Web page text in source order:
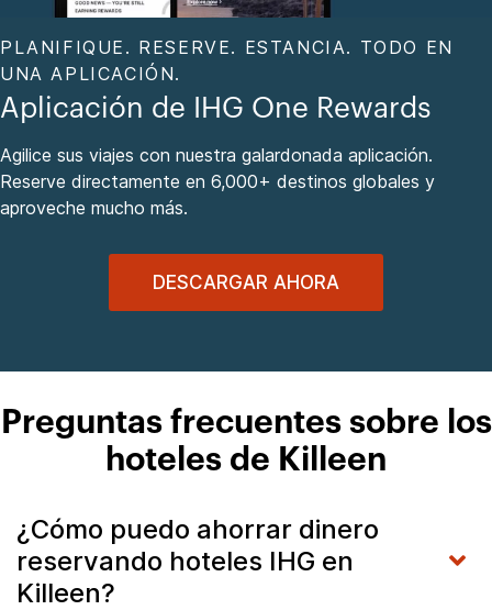
PLANIFIQUE. RESERVE. ESTANCIA. TODO EN
UNA APLICACIÓN.
Aplicación de IHG One Rewards
Agilice sus viajes con nuestra galardonada aplicación.
Reserve directamente en 6,000+ destinos globales y
aproveche mucho más.
DESCARGAR AHORA
Preguntas frecuentes sobre los
hoteles de Killeen
¿Cómo puedo ahorrar dinero
reservando hoteles IHG en
Killeen?